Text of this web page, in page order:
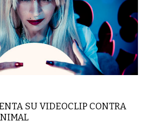
SU VIDEOCLIP CONTRA